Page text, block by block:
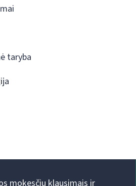
taryba
mokesčių klausimais ir